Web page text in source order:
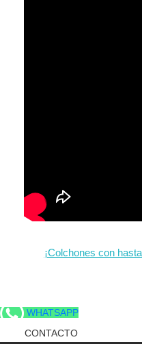
¡Colchones con
WHATSAPP
CONTACTO